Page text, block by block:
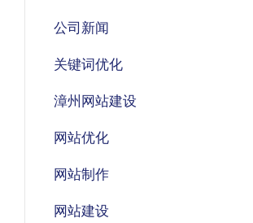
公司新闻
关键词优化
漳州网站建设
网站优化
网站制作
网站建设